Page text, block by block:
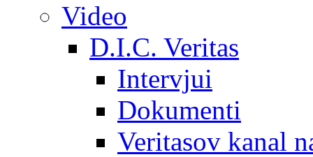
Video
D.I.C. Veritas
Intervjui
Dokumenti
Veritasov kanal